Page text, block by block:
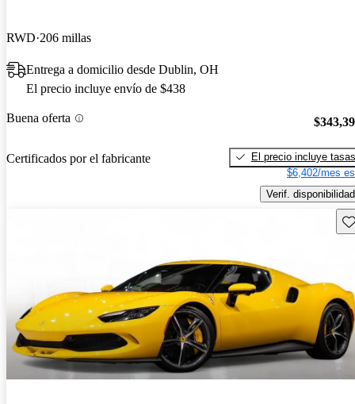
RWD 206 millas
Entrega a domicilio desde Dublin, OH
El precio incluye envío de $438
Buena oferta
Certificados por el fabricante
El precio incluye tasas
$6,402/mes
Verif. disponibilidad